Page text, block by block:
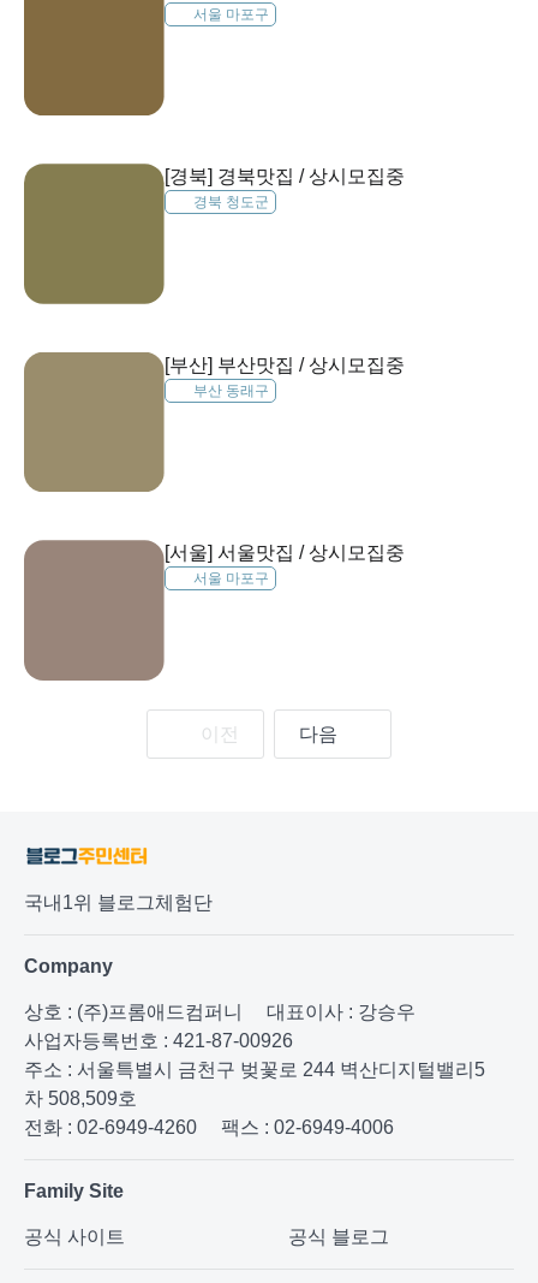
서울 마포구
[경북] 경북맛집 / 상시모집중
경북 청도군
[부산] 부산맛집 / 상시모집중
부산 동래구
[서울] 서울맛집 / 상시모집중
서울 마포구
이전 다음
국내1위 블로그체험단
Company
상호 : (주)프롬애드컴퍼니
대표이사 : 강승우
사업자등록번호 : 421-87-00926
주소 : 서울특별시 금천구 벚꽃로 244 벽산디지털밸리5
차 508,509호
전화 : 02-6949-4260
팩스 : 02-6949-4006
Family Site
공식 사이트 공식 블로그